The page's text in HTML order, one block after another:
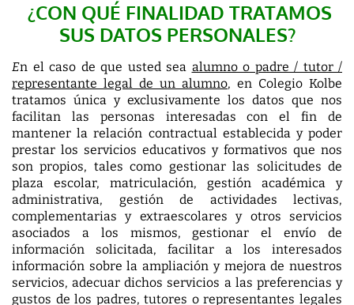
¿CON QUÉ FINALIDAD TRATAMOS
SUS DATOS PERSONALES?
En el caso de que usted sea alumno o padre / tutor /
representante legal de un alumno, en Colegio Kolbe
tratamos única y exclusivamente los datos que nos
facilitan las personas interesadas con el fin de
mantener la relación contractual establecida y poder
prestar los servicios educativos y formativos que nos
son propios, tales como gestionar las solicitudes de
plaza escolar, matriculación, gestión académica y
administrativa, gestión de actividades lectivas,
complementarias y extraescolares y otros servicios
asociados a los mismos, gestionar el envío de
información solicitada, facilitar a los interesados
información sobre la ampliación y mejora de nuestros
servicios, adecuar dichos servicios a las preferencias y
gustos de los padres, tutores o representantes legales